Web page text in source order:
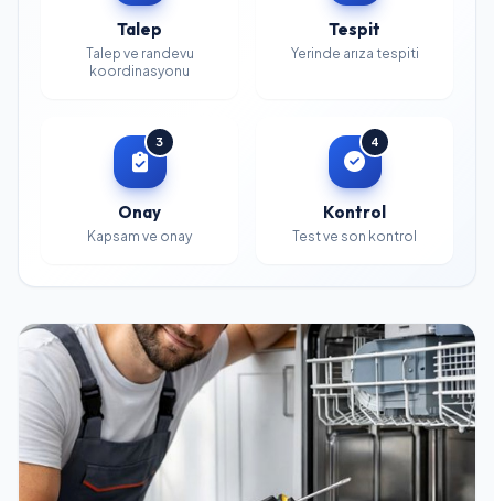
Talep
Talep ve randevu
koordinasyonu
Tespit
Yerinde arıza tespiti
3
Onay
Kapsam ve onay
4
Kontrol
Test ve son kontrol